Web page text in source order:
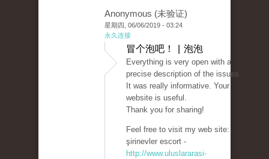
Anonymous (未验证)
星期四, 06/06/2019 - 03:24
永久连接
冒个泡吧！ | 泡泡
Everything is very open with a
precise description of the issues.
It was really informative. Your
website is useful.
Thank you for sharing!
Feel free to visit my web site:
şirinevler escort -
http://www.uluslararasi-